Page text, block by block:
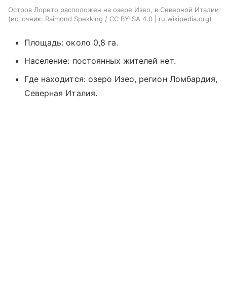
Остров Лорето расположен на озере Изео, в Северной Италии
источник: Raimond Spekking / CC BY-SA 4.0 | ru.wikipedia.org
Площадь: около 0,8 га.
Население: постоянных жителей нет.
Где находится: озеро Изео, регион Ломбардия,
Северная Италия.